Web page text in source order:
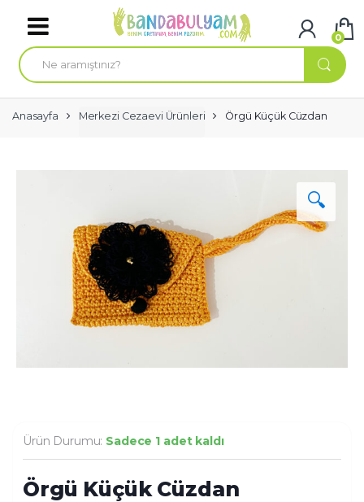
A
r
a
a
:
Anasayfa Merkezi Cezaevi Ürünleri Örgü Küçük Cüzdan
🔍
Ürün Durumu: Sadece 1 adet kaldı
Örgü Küçük Cüzdan
0